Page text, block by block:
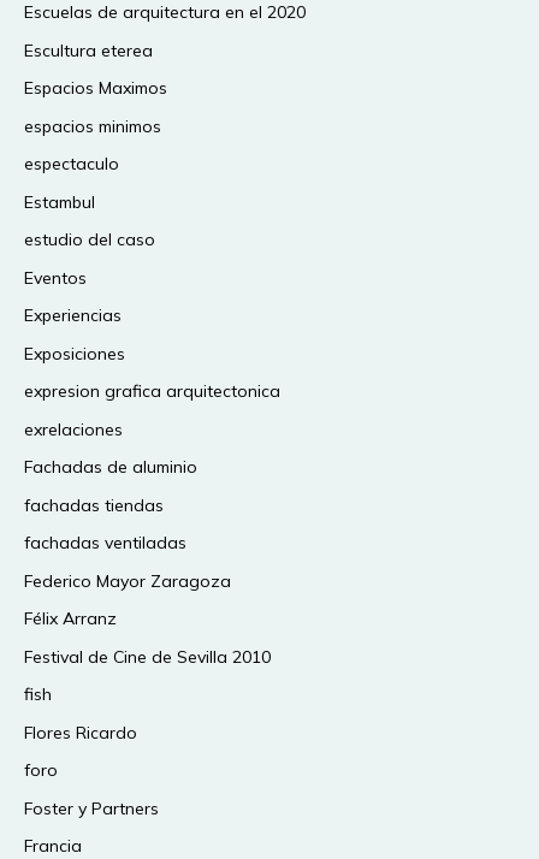
Escuelas de arquitectura en el 2020
Escultura eterea
Espacios Maximos
espacios minimos
espectaculo
Estambul
estudio del caso
Eventos
Experiencias
Exposiciones
expresion grafica arquitectonica
exrelaciones
Fachadas de aluminio
fachadas tiendas
fachadas ventiladas
Federico Mayor Zaragoza
Félix Arranz
Festival de Cine de Sevilla 2010
fish
Flores Ricardo
foro
Foster y Partners
Francia